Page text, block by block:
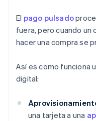
El pago pulsado
fuera, pero cuando
hacer una compra se
Así es como funciona
digital:
una tarjeta a una